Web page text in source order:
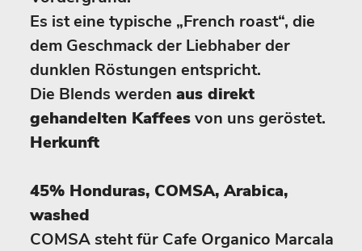
Es ist eine typische „French roast“, die
dem Geschmack der Liebhaber der
dunklen Röstungen entspricht.
Die Blends werden aus direkt
gehandelten Kaffeesvon uns geröstet.
Herkunft
45% Honduras, COMSA, Arabica,
washed
COMSA steht für Cafe Organico Marcala